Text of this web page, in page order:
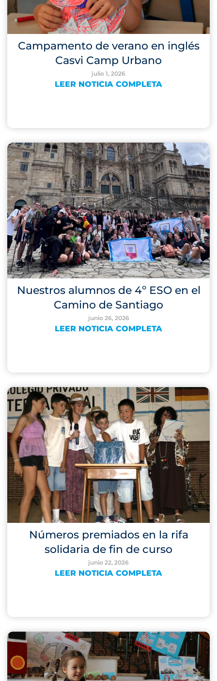
Campamento de verano en inglés
Casvi Camp Urbano
julio 1, 2026
LEER NOTICIA COMPLETA
Nuestros alumnos de 4º ESO en el
Camino de Santiago
junio 26, 2026
LEER NOTICIA COMPLETA
Números premiados en la rifa
solidaria de fin de curso
junio 22, 2026
LEER NOTICIA COMPLETA